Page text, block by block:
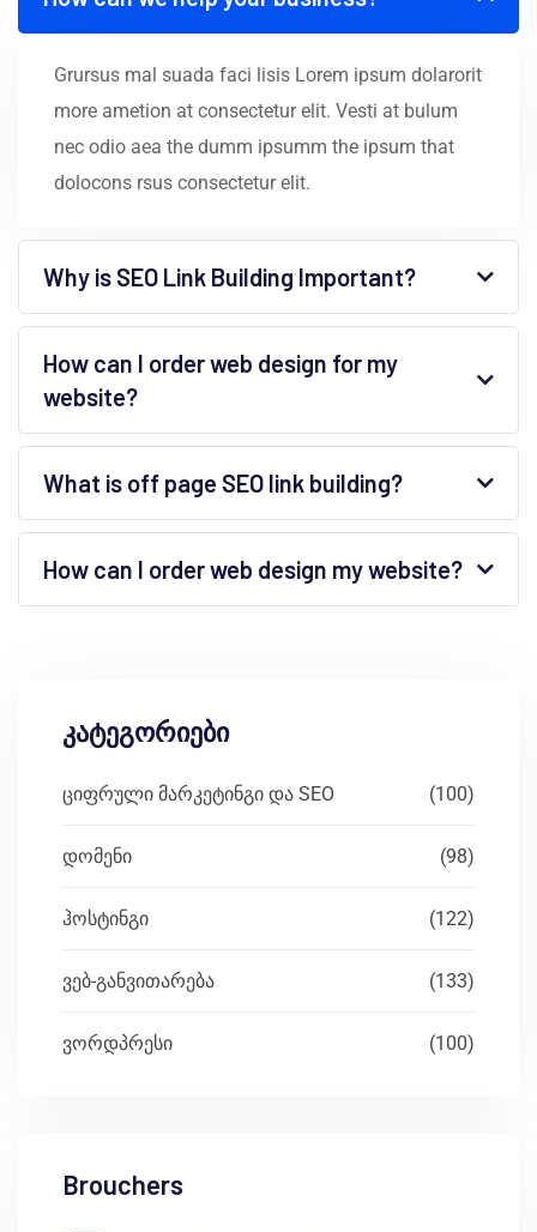
Grursus mal suada faci lisis Lorem ipsum dolarorit
more ametion at consectetur elit. Vesti at bulum
nec odio aea the dumm ipsumm the ipsum that
dolocons rsus consectetur elit.
Why is SEO Link Building Important?
How can I order web design for my
website?
What is off page SEO link building?
How can I order web design my website?
კატეგორიები
ციფრული მარკეტინგი და SEO (100)
დომენი (98)
ჰოსტინგი (122)
ვებ-განვითარება (133)
ვორდპრესი (100)
Brouchers